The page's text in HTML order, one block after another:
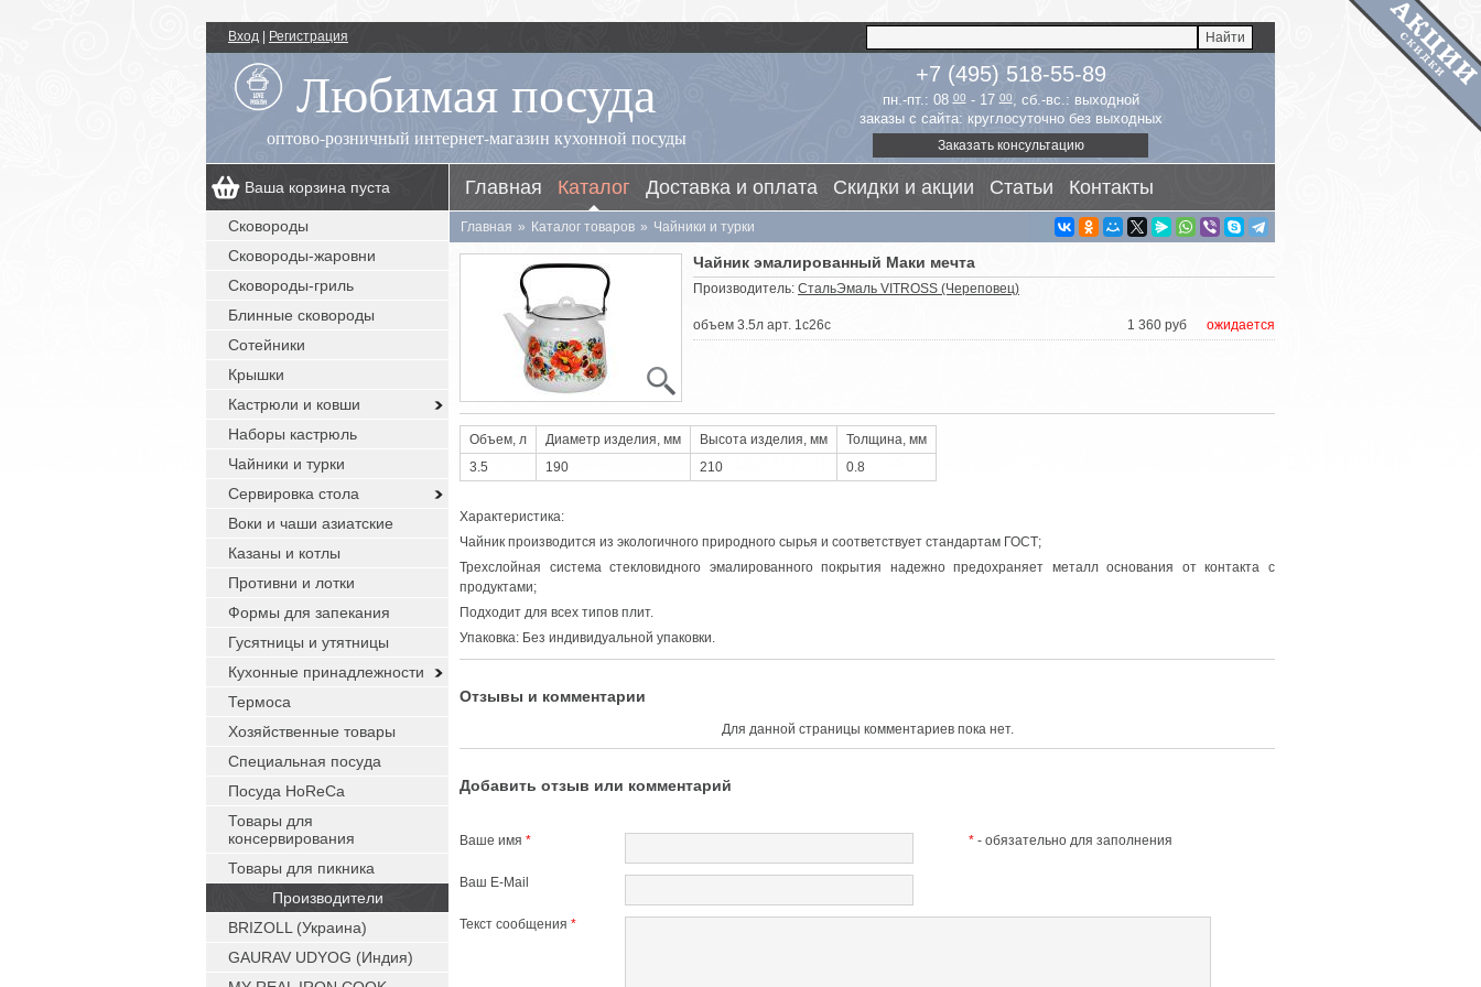
Вход Регистрация
Любимая посуда
оптово-розничный интернет-магазин кухонной посуды
+7 (495) 518-55-89
пн.-пт.: 0800- 1700, сб.-вс.: выходной
заказы с сайта: круглосуточно без выходных
Заказать консультацию
Ваша корзина пуста
+7 (495) 518-55-89
заказы с сайта: круглосуточно без
Главная Каталог Доставка и оплата Скидки и акции Статьи Контакты
Главная » Каталог товаров » Чайники и турки
Чайник эмалированный Маки мечта
Производитель: СтальЭмаль VITROSS (Череповец)
объем 3.5л арт. 1с26с ожидается
1 360 руб
Объем, л Диаметр изделия, мм Высота изделия, мм
Толщина, мм
3.5
190 210 0.8
Характеристика:
Чайник производится из экологичного природного сырья и соответствует стандартам ГОСТ;
Трехслойная система стекловидного эмалированного покрытия надежно предохраняет металл основания от контакта с
продуктами;
Подходит для всех типов плит.
Упаковка: Без индивидуальной упаковки.
Отзывы и комментарии
Для данной страницы комментариев пока нет.
Добавить отзыв или комментарий
Ваше имя * * - обязательно для заполнения
Ваш E-Mail
Текст сообщения *
Сковороды
Сковороды-жаровни
Сковороды-гриль
Блинные сковороды
Сотейники
Крышки
Кастрюли и ковши
Наборы кастрюль
Чайники и турки
Сервировка стола
Воки и чаши азиатские
Казаны и котлы
Противни и лотки
Формы для запекания
Гусятницы и утятницы
Кухонные принадлежности
Термоса
Хозяйственные товары
Специальная посуда
Посуда HoReCa
Товары для
консервирования
Товары для пикника
Производители
BRIZOLL (Украина)
GAURAV UDYOG (Индия)